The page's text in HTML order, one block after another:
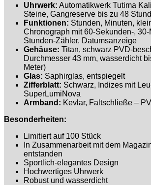
Uhrwerk: Automatikwerk Tutima
Steine, Gangreserve bis zu 48
Funktionen: Stunden, Minuten,
Chronograph mit 60-Sekunden-,
Stunden-Zähler, Datumsanzeige
Gehäuse: Titan, schwarz PVD-
Durchmesser 43 mm, wasserdicht
Meter)
Glas: Saphirglas, entspiegelt
Zifferblatt: Schwarz, Indizes mit
SuperLumiNova
Armband: Kevlar, Faltschließe –
Besonderheiten:
Limitiert auf 100 Stück
In Zusammenarbeit mit dem
entstanden
Sportlich-elegantes Design
Hochwertiges Uhrwerk
Robust und wasserdicht